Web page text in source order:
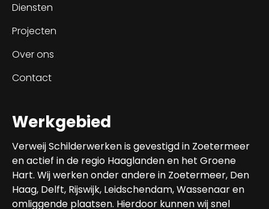
Diensten
Projecten
Over ons
Contact
Werkgebied
Verweij Schilderwerken is gevestigd in Zoetermeer
en actief in de regio Haaglanden en het Groene
Hart. Wij werken onder andere in Zoetermeer, Den
Haag, Delft, Rijswijk, Leidschendam, Wassenaar en
omliggende plaatsen. Hierdoor kunnen wij snel